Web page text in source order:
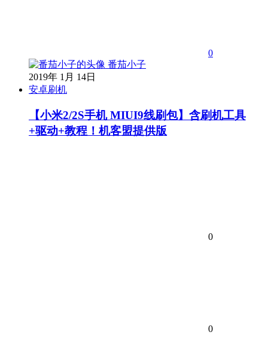
0
番茄小子
2019年 1月 14日
安卓刷机
【小米2/2S手机 MIUI9线刷包】含刷机工具
+驱动+教程！机客盟提供版
0
0